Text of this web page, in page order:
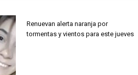
Renuevan alerta naranja por
tormentas y vientos para este jueves